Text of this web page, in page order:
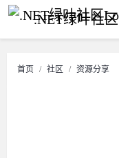
.NET绿叶社区
首页 社区 资源分享